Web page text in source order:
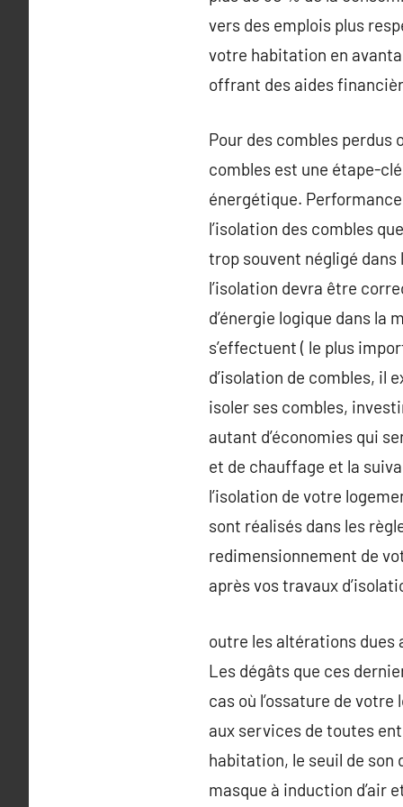
vers des emplois plus
votre habitation en
offrant des aides
Pour des combles perdus
combles est une étape-
énergétique.
l’isolation des combles
trop souvent négligé dans
l’isolation devra être
d’énergie logique dans la
s’effectuent ( le plus
d’isolation de combles, il
isoler ses combles,
autant d’économies qui
et de chauffage et la
l’isolation de votre
sont réalisés dans les
redimensionnement de
après vos travaux
outre les altérations dues
Les dégâts que ces
cas où l’ossature de votre
aux services de toutes
habitation, le seuil de son
masque à induction d’air